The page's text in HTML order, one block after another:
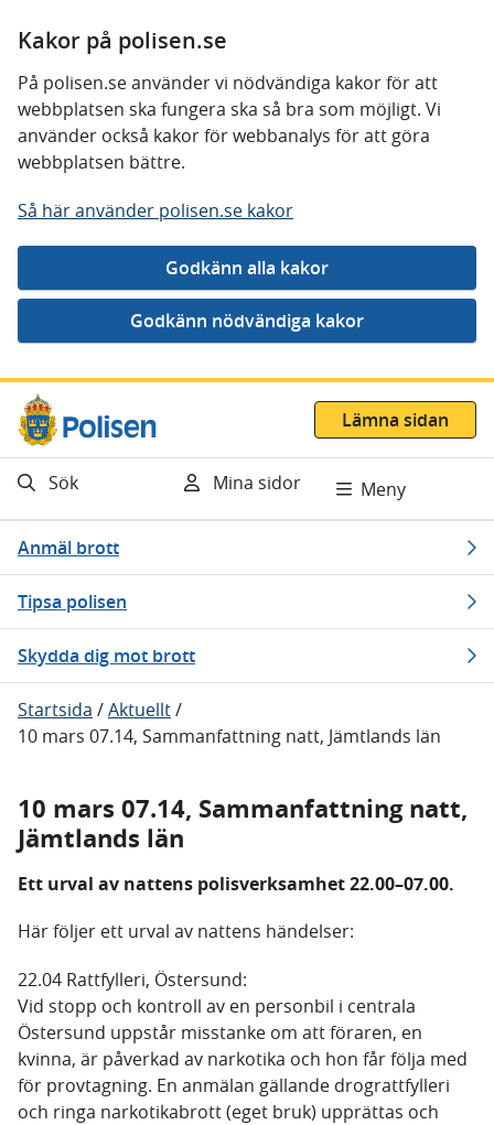
Kakor på polisen.se
På polisen.se använder vi nödvändiga kakor för att
webbplatsen ska fungera ska så bra som möjligt. Vi
använder också kakor för webbanalys för att göra
webbplatsen bättre.
Så här använder polisen.se kakor
Gå direkt till innehåll
Lämna sidan
Sök Mina sidor Meny
Anmäl brott
Tipsa polisen
Skydda dig mot brott
Startsida /Aktuellt/
10 mars 07.14, Sammanfattning natt, Jämtlands län
10 mars 07.14, Sammanfattning natt,
Jämtlands län
Ett urval av nattens polisverksamhet 22.00–07.00.
Här följer ett urval av nattens händelser:
22.04 Rattfylleri, Östersund:
Vid stopp och kontroll av en personbil i centrala
Östersund uppstår misstanke om att föraren, en
kvinna, är påverkad av narkotika och hon får följa med
för provtagning. En anmälan gällande drograttfylleri
och ringa narkotikabrott (eget bruk) upprättas och